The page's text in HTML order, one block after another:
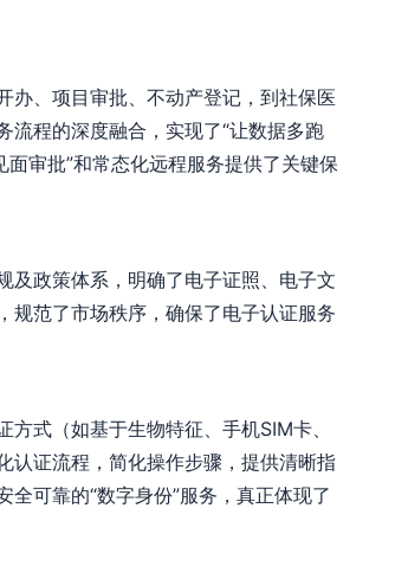
办、项目审批、不动产登记，到社保医
流程的深度融合，实现了“让数据多跑
审批”和常态化远程服务提供了关键保
及政策体系，明确了电子证照、电子文
规范了市场秩序，确保了电子认证服务
式（如基于生物特征、手机SIM卡、
认证流程，简化操作步骤，提供清晰指
可靠的“数字身份”服务，真正体现了